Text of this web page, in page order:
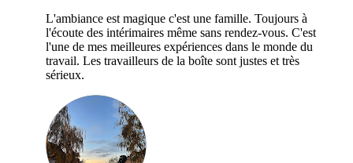
L'ambiance est magique c'est une famille. Toujours à
l'écoute des intérimaires même sans rendez-vous. C'est
l'une de mes meilleures expériences dans le monde du
travail. Les travailleurs de la boîte sont justes et très
sérieux.